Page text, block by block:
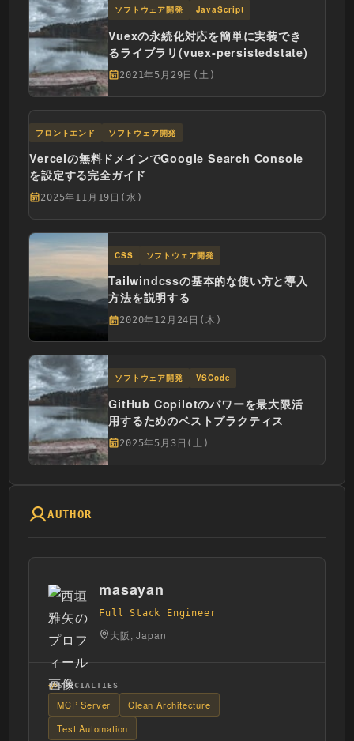
ソフトウェア開発 JavaScript
Vuexの永続化対応を簡単に実装でき
るライブラリ(vuex-persistedstate)
2021年5月29日(土)
フロントエンド ソフトウェア開発
Vercelの無料ドメインでGoogle Search Console
を設定する完全ガイド
2025年11月19日(水)
CSS ソフトウェア開発
Tailwindcssの基本的な使い方と導入
方法を説明する
2020年12月24日(木)
ソフトウェア開発 VSCode
GitHub Copilotのパワーを最大限活
用するためのベストプラクティス
2025年5月3日(土)
AUTHOR
masayan
Full Stack Engineer
大阪, Japan
SPECIALTIES
MCP Server
Clean Architecture
Test Automation